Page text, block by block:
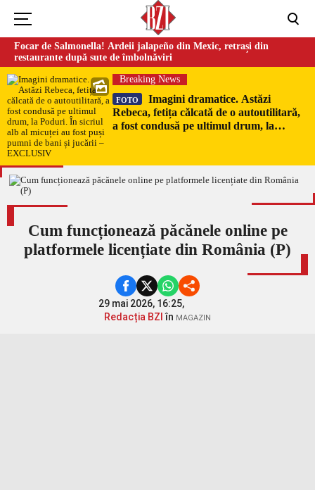
Focar de Salmonella! Ardeii jalapeño din Mexic, retrași din
restaurante după sute de îmbolnăviri
Breaking News
FOTO
Imagini dramatice. Astăzi
Rebeca, fetița călcată de o autoutilitară,
a fost condusă pe ultimul drum, la
EXCLUSIV
Cum funcționează păcănele online pe
platformele licențiate din România (P)
29 mai 2026, 16:25,
Redacția BZI în MAGAZIN